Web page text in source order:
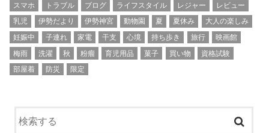
スマホ
トラブル ブログ ライフスタイル レジャー
レビュー
乳児
伊勢だより 伊勢神宮 動物園 夏 夏休み
大人の楽しみ
妊娠中
子連れ 家電 干支 心境 持ち歩き 旅行
映画館
梅雨
洗濯 秋 粉瘤 育児用品 菓子 買い物
資格試験
部屋着
防災 限定